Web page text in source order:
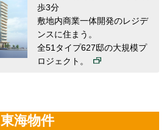
歩3分
敷地内商業一体開発のレジデ
ンスに住まう。
全51タイプ627邸の大規模プ
ロジェクト。
東海物件